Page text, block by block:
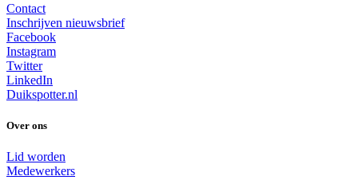
Contact
Inschrijven nieuwsbrief
Facebook
Instagram
Twitter
LinkedIn
Duikspotter.nl
Over ons
Lid worden
Medewerkers